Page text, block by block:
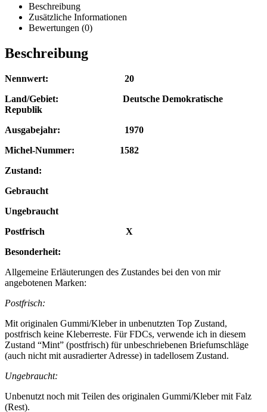
Beschreibung
Zusätzliche Informationen
Bewertungen (0)
Beschreibung
Nennwert: 20
Land/Gebiet: Deutsche Demokratische
Republik
Ausgabejahr: 1970
Michel-Nummer: 1582
Zustand:
Gebraucht
Ungebraucht
Postfrisch X
Besonderheit:
Allgemeine Erläuterungen des Zustandes bei den von mir
angebotenen Marken:
Postfrisch:
Mit originalen Gummi/Kleber in unbenutzten Top Zustand,
postfrisch keine Kleberreste. Für FDCs, verwende ich in diesem
Zustand “Mint” (postfrisch) für unbeschriebenen Briefumschläge
(auch nicht mit ausradierter Adresse) in tadellosem Zustand.
Ungebraucht:
Unbenutzt noch mit Teilen des originalen Gummi/Kleber mit Falz
(Rest).